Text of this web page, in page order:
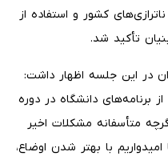
کشور و استفاده از
تأکید شد.
در این جلسه اظهار داشت:
برنامه‌های دانشگاه در دوره
متأسفانه مشکلات اخیر
با بهتر شدن اوضاع،